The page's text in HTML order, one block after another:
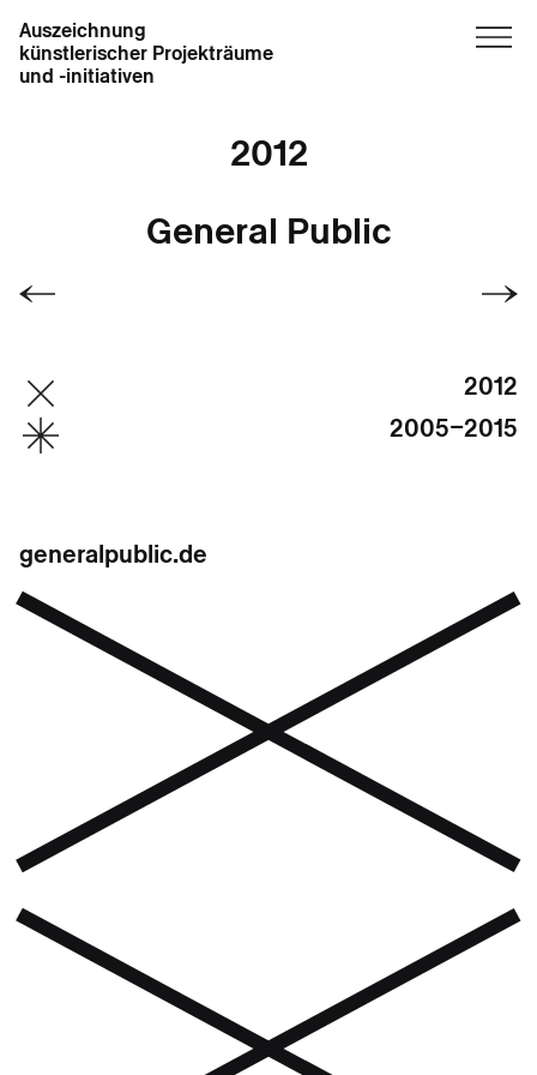
Auszeichnung
künstlerischer Projekträume
und -initiativen
2012
General Public
2012
2005–2015
generalpublic.de